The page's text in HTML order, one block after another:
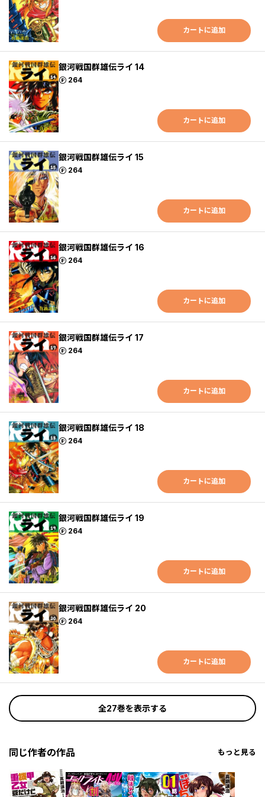
カートに追加
銀河戦国群雄伝ライ 14
264
ポイント
カートに追加
銀河戦国群雄伝ライ 15
264
ポイント
カートに追加
銀河戦国群雄伝ライ 16
264
ポイント
カートに追加
銀河戦国群雄伝ライ 17
264
ポイント
カートに追加
銀河戦国群雄伝ライ 18
264
ポイント
カートに追加
銀河戦国群雄伝ライ 19
264
ポイント
カートに追加
銀河戦国群雄伝ライ 20
264
ポイント
カートに追加
全27巻を表示する
同じ作者の作品 もっと見る